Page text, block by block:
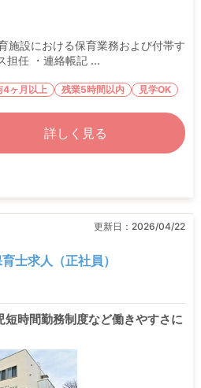
施設における保育業務および付帯す
担任 ・連絡帳記 ...
4ヶ月以上 残業5時間以内 見学OK
詳しく見る
更新日： 2026/04/22
士求人（正社員）
時間勤務制度など働きやすさに